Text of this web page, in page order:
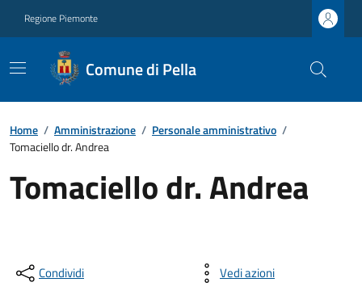
Regione Piemonte
Comune di Pella
Home / Amministrazione / Personale amministrativo /
Tomaciello dr. Andrea
Tomaciello dr. Andrea
Condividi Vedi azioni